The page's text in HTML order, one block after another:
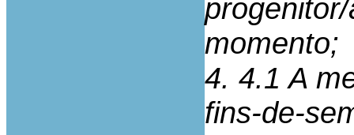
momento;
4. 4.1 A
fins-de-